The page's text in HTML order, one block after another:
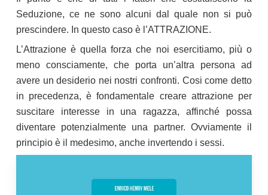
Seduzione, ce ne sono alcuni dal quale non si può
prescindere. In questo caso è l’ATTRAZIONE.
L’Attrazione è quella forza che noi esercitiamo, più o
meno consciamente, che porta un’altra persona ad
avere un desiderio nei nostri confronti. Cosi come detto
in precedenza, è fondamentale creare attrazione per
suscitare interesse in una ragazza, affinché possa
diventare potenzialmente una partner. Ovviamente il
principio è il medesimo, anche invertendo i sessi.